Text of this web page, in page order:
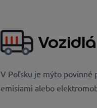
V Poľsku je mýto povinné
emisiami alebo